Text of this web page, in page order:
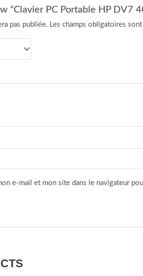
“Clavier PC Portable HP DV7
pas publiée. Les champs obligatoires
e-mail et mon site dans le navigateur